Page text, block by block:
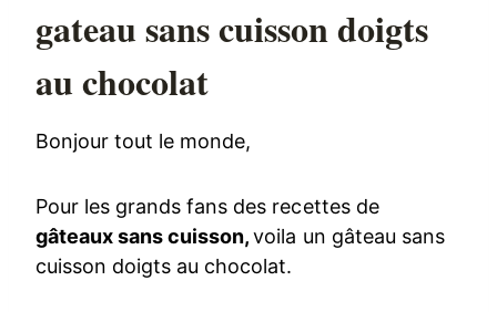
gateau sans cuisson doigts
au chocolat
Bonjour tout le monde,
Pour les grands fans des recettes de
gâteaux sans cuisson,voila un gâteau sans
cuisson doigts au chocolat.